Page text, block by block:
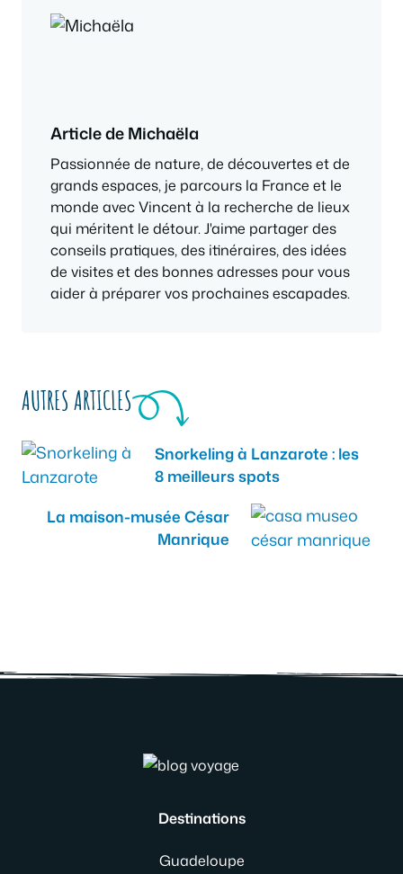
Article de Michaëla
Passionnée de nature, de découvertes et de
grands espaces, je parcours la France et le
monde avec Vincent à la recherche de lieux
qui méritent le détour. J'aime partager des
conseils pratiques, des itinéraires, des idées
de visites et des bonnes adresses pour vous
aider à préparer vos prochaines escapades.
AUTRES ARTICLES
Snorkeling à Lanzarote : les
8 meilleurs spots
La maison-musée César
Manrique
Destinations
Guadeloupe